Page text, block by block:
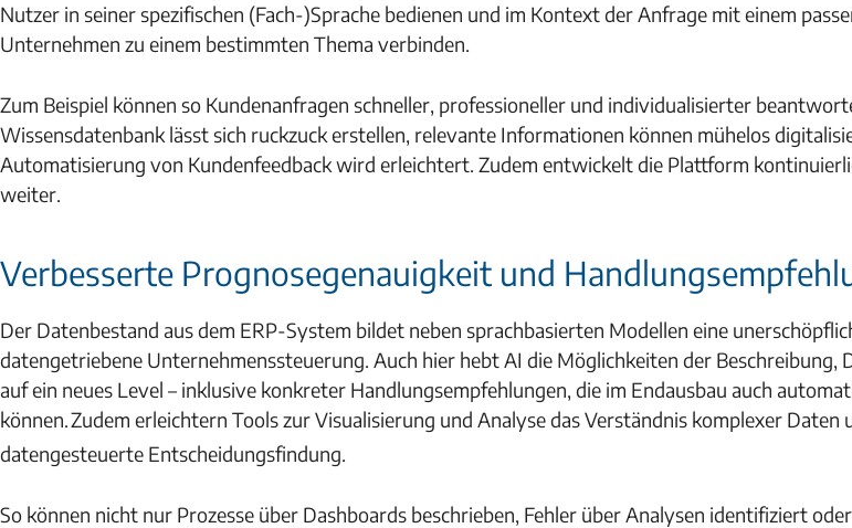
Nutzer in seiner spezifischen (Fach-)Sprache bedienen und im Kontext der Anfrage mit einem
Unternehmen zu einem bestimmten Thema verbinden.
Zum Beispiel können so Kundenanfragen schneller, professioneller und individualisierter
Wissensdatenbank lässt sich ruckzuck erstellen, relevante Informationen können mühelos
Automatisierung von Kundenfeedback wird erleichtert. Zudem entwickelt die Plattform
weiter.
Verbesserte Prognosegenauigkeit und
Der Datenbestand aus dem ERP-System bildet neben sprachbasierten Modellen eine
datengetriebene Unternehmenssteuerung. Auch hier hebt AI die Möglichkeiten der Beschreibung,
auf ein neues Level – inklusive konkreter Handlungsempfehlungen, die im Endausbau auch
können.Zudem erleichtern Tools zur Visualisierung und Analyse das Verständnis komplexer Daten
datengesteuerte Entscheidungsfindung.
So können nicht nur Prozesse über Dashboards beschrieben, Fehler über Analysen identifiziert